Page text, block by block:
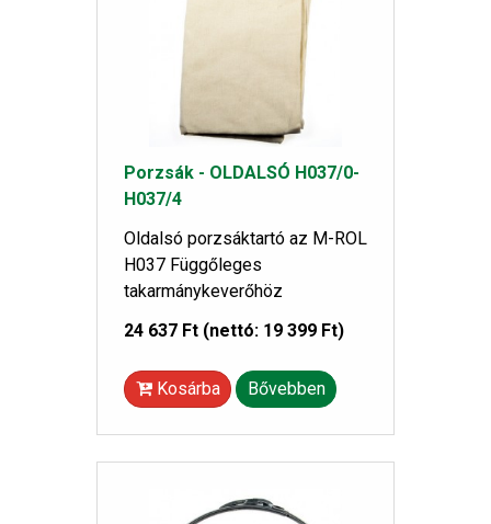
Porzsák - OLDALSÓ H037/0-
H037/4
Oldalsó porzsáktartó az M-ROL
H037 Függőleges
takarmánykeverőhöz
24 637 Ft (nettó: 19 399 Ft)
Kosárba Bővebben